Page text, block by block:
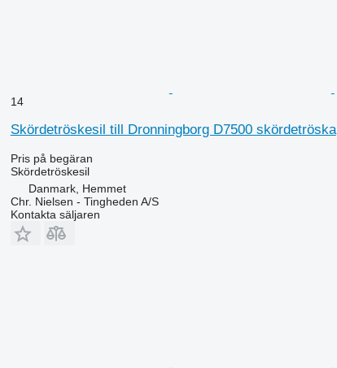
14
Skördetröskesil till Dronningborg D7500 skördetröska
Pris på begäran
Skördetröskesil
Danmark, Hemmet
Chr. Nielsen - Tingheden A/S
Kontakta säljaren